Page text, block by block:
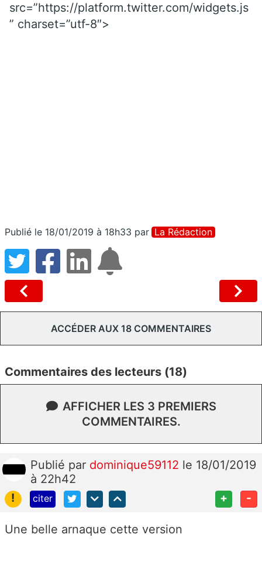
src=”https://platform.twitter.com/widgets.js
” charset=”utf-8″>
Publié le 18/01/2019 à 18h33 par La Rédaction
ACCÉDER AUX 18 COMMENTAIRES
Commentaires des lecteurs (18)
AFFICHER LES 3 PREMIERS
COMMENTAIRES.
Publié par dominique59112 le 18/01/2019
à 22h42
!
citer + -
Une belle arnaque cette version